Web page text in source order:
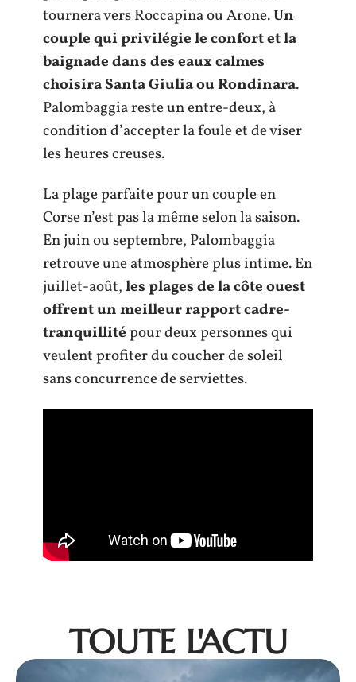
tournera vers Roccapina ou Arone.Un
couple qui privilégie le confort et la
baignade dans des eaux calmes
choisira Santa Giulia ou Rondinara.
Palombaggia reste un entre-deux, à
condition d’accepter la foule et de viser
les heures creuses.
La plage parfaite pour un couple en
Corse n’est pas la même selon la saison.
En juin ou septembre, Palombaggia
retrouve une atmosphère plus intime. En
juillet-août,les plages de la côte ouest
offrent un meilleur rapport cadre-
tranquillitépour deux personnes qui
veulent profiter du coucher de soleil
sans concurrence de serviettes.
TOUTE L'ACTU